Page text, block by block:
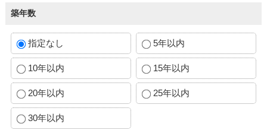
築年数
指定なし 5年以内
10年以内 15年以内
20年以内 25年以内
30年以内